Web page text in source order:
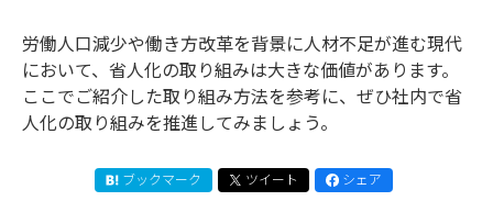
ますが、そ
もそも生産
性とはどの
ように定義
うか。ま
労働人口減少や働き方改革を背景に人材不足が進む現代
において、省人化の取り組みは大きな価値があります。
ここでご紹介した取り組み方法を参考に、ぜひ社内で省
人化の取り組みを推進してみましょう。
ブックマーク ツイート シェア